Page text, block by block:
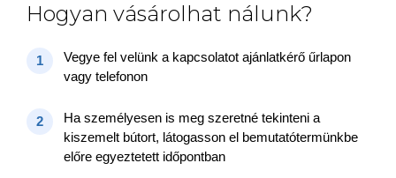
Hogyan vásárolhat nálunk?
1
Vegye fel velünk a kapcsolatot ajánlatkérő űrlapon
vagy telefonon
2
Ha személyesen is meg szeretné tekinteni a
kiszemelt bútort, látogasson el bemutatótermünkbe
előre egyeztetett időpontban